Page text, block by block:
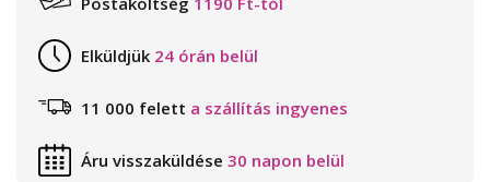
Elküldjük 24 órán belül
11 000 felett a szállítás ingyenes
Áru visszaküldése 30 napon belül